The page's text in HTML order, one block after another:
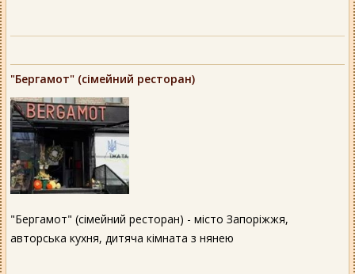
"Бергамот" (сімейний ресторан)
"Бергамот" (сімейний ресторан) - місто Запоріжжя,
авторська кухня⁣, дитяча кімната з нянею⁣⁣